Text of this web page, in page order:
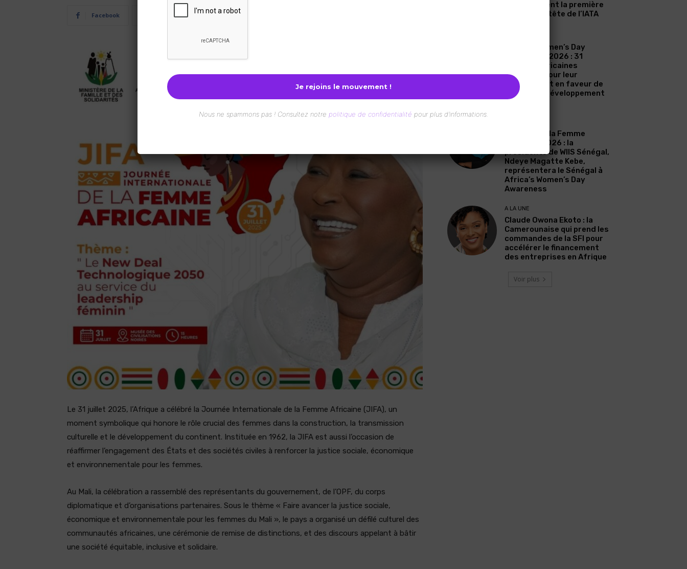
Facebook Twitter Pinterest
Le 31 juillet 2025, l’Afrique a célébré la Journée Internationale de la Femme Africaine (JIFA), un
moment symbolique qui honore le rôle crucial des femmes dans la construction, la transmission
culturelle et le développement du continent. Instituée en 1962, la JIFA est aussi l’occasion de
réaffirmer l’engagement des États et des sociétés civiles à renforcer la justice sociale, économique
et environnementale pour les femmes.
Au Mali, la célébration a rassemblé des représentants du gouvernement, de l’OPF, du corps
diplomatique et d’organisations partenaires. Sous le thème « Faire avancer la justice sociale,
économique et environnementale pour les femmes du Mali », le pays a organisé un défilé culturel des
communautés africaines, une cérémonie de remise de distinctions, et des discours appelant à bâtir
une société équitable, inclusive et solidaire.
Zahidi devient la première
femme à la tête de l’IATA
Africa’s Women’s Day
Awareness 2026 : 31
femmes africaines
célébrées pour leur
engagement en faveur de
l’eau et du développement
durable
Journée de la Femme
Africaine 2026 : la
présidente de WIIS Sénégal,
Ndeye Magatte Kebe,
représentera le Sénégal à
Africa’s Women’s Day
Awareness
A LA UNE
Claude Owona Ekoto : la
Camerounaise qui prend les
commandes de la SFI pour
accélérer le financement
des entreprises en Afrique
Voir plus
Nous ne spammons pas ! Consultez notre politique de confidentialité pour plus d’informations.